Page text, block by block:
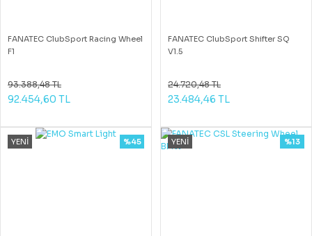
FANATEC ClubSport Racing Wheel
F1
93.388,48 TL
92.454,60 TL
FANATEC ClubSport Shifter SQ
V1.5
24.720,48 TL
23.484,46 TL
YENİ %45 YENİ %13